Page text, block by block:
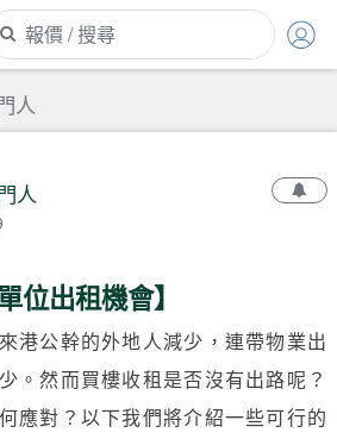
人
人
位出租機會】
港公幹的外地人減少，連帶物業出
。然而買樓收租是否沒有出路呢？
應對？以下我們將介紹一些可行的